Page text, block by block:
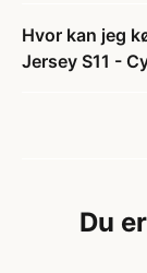
Hvor kan jeg
Jersey S11 -
Du